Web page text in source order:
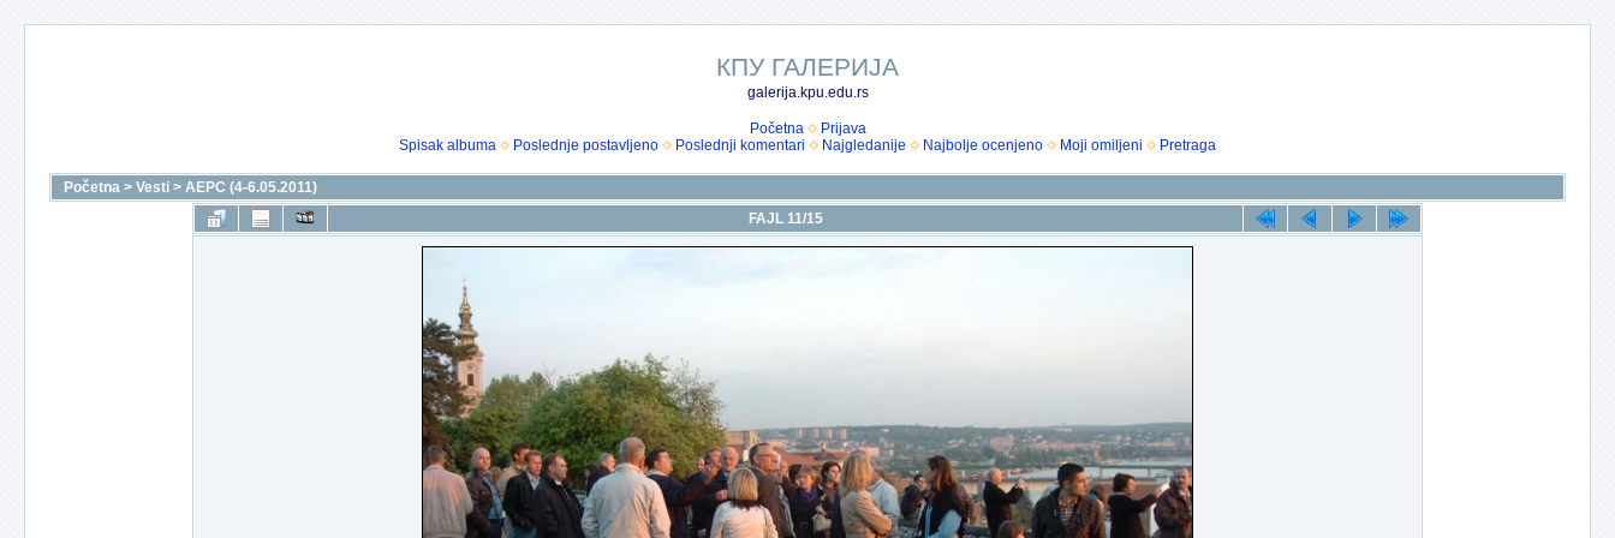
КПУ ГАЛЕРИЈА
galerija.kpu.edu.rs
Početna
Prijava
Spisak albuma
Poslednje postavljeno Poslednji komentari Najgledanije Najbolje ocenjeno Moji omiljeni Pretraga
Početna > Vesti > AEPC (4-6.05.2011)
FAJL 11/15